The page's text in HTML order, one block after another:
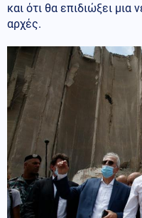
και ότι θα επιδιώξει μια
αρχές.